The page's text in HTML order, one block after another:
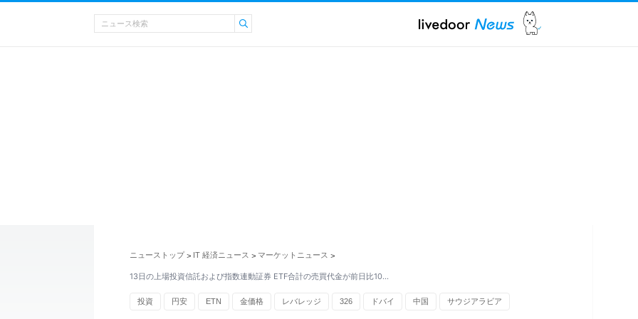
ニューストップ > IT 経済ニュース > マーケットニュース >
13日の上場投資信託および指数連動証券 ETF合計の売買代金が前日比10…
投資 円安 ETN 金価格 レバレッジ 326 ドバイ 中国 サウジアラビア